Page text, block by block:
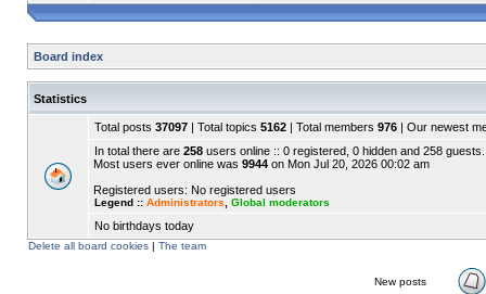
Board index
Statistics
Total posts 37097 | Total topics 5162 | Total members 976 | Our newest
In total there are 258 users online :: 0 registered, 0 hidden and 258 guests.
Most users ever online was 9944 on Mon Jul 20, 2026 00:02 am
Registered users: No registered users
Legend :: Administrators Global moderators
No birthdays today
Delete all board cookies | The team
New posts